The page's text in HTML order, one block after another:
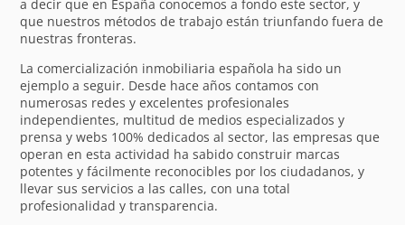
a decir que en España conocemos a fondo este sector, y
que nuestros métodos de trabajo están triunfando fuera de
nuestras fronteras.
La comercialización inmobiliaria española ha sido un
ejemplo a seguir. Desde hace años contamos con
numerosas redes y excelentes profesionales
independientes, multitud de medios especializados y
prensa y webs 100% dedicados al sector, las empresas que
operan en esta actividad ha sabido construir marcas
potentes y fácilmente reconocibles por los ciudadanos, y
llevar sus servicios a las calles, con una total
profesionalidad y transparencia.